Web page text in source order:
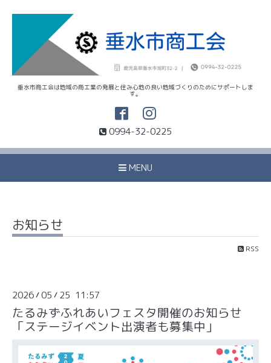
垂水市商工会は地域の商工業の発展と住み心地の良い地域づくりのためにサポートしま
す。
0994-32-0225
MENU
お知らせ
RSS
2026/05 / 25 11:57
たるみずふれあいフェスタ開催のお知らせ
「ステージイベント出演者も募集中」